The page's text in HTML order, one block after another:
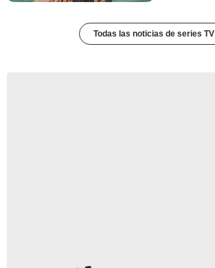
Todas las noticias de series TV